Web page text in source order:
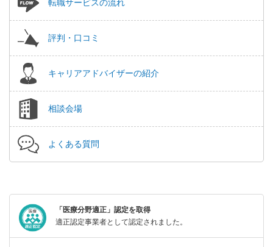
転職サービスの流れ
評判・口コミ
キャリアアドバイザーの紹介
相談会場
よくある質問
「医療分野適正」認定を取得
適正認定事業者として認定されました。